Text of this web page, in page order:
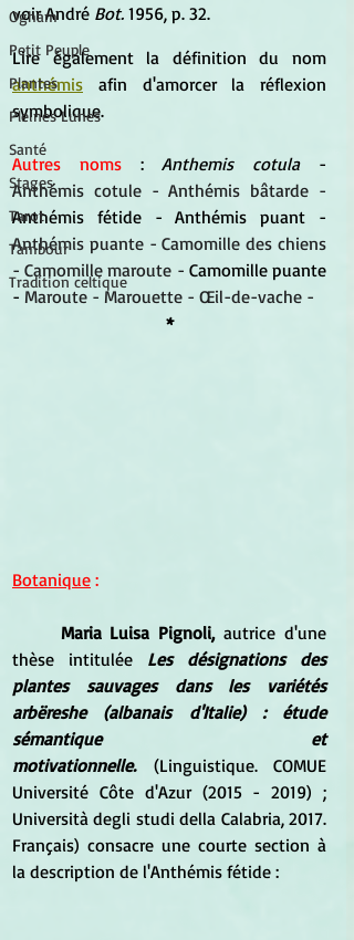
Ogham
Petit Peuple
Plantes
Pleines Lunes
Santé
Stages
Tarot
Tambour
Tradition celtique
voir André Bot. 1956, p. 32.
anthémis afin d'amorcer la réflexion
symbolique.
Autres noms : Anthemis cotula
Anthémis cotule - Anthémis bâtarde -
Anthémis puante - Camomille des chiens
- Camomille maroute - Camomille puante
- Maroute - Marouette - Œil-de-vache -
*
Botanique :
Maria Luisa Pignoli, autrice d'une
thèse intitulée Les désignations des
plantes sauvages dans les variétés
arbëreshe (albanais d'Italie) : étude
sémantique et
motivationnelle. (Linguistique. COMUE
Université Côte d'Azur (2015 - 2019) ;
Università degli studi della Calabria, 2017.
Français) consacre une courte section à
la description de l'Anthémis fétide :